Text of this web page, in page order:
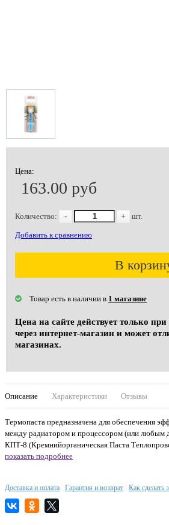
Цена:
163.00 руб
Количество: - + шт.
Добавить к сравнению
В
Товар есть в наличии в 1 магазине
Цена на сайте действует только
через интернет-магазин и может
магазинах.
Описание Характеристики Отзывы
Термопаста предназначена для обеспечения
между радиатором и процессором (или любым
КПТ-8 (Кремнийорганическая Паста
показать подробнее
Доставка и оплата Гарантия и возврат Как сделать